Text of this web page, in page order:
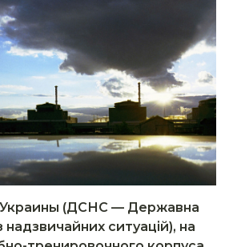
(ДСНС — Державна
надзвичайних ситуацій), на